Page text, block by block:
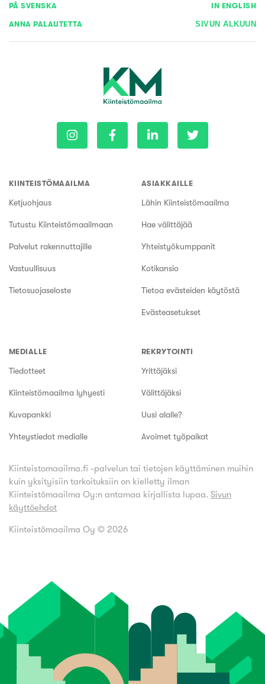
PÅ SVENSKA IN ENGLISH
ANNA PALAUTETTA SIVUN ALKUUN
KIINTEISTÖMAAILMA
Ketjuohjaus
Tutustu Kiinteistömaailmaan
Palvelut rakennuttajille
Vastuullisuus
Tietosuojaseloste
ASIAKKAILLE
Lähin Kiinteistömaailma
Hae välittäjää
Yhteistyökumppanit
Kotikansio
Tietoa evästeiden käytöstä
Evästeasetukset
MEDIALLE
Tiedotteet
Kiinteistömaailma lyhyesti
Kuvapankki
Yhteystiedot medialle
REKRYTOINTI
Yrittäjäksi
Välittäjäksi
Uusi alalle?
Avoimet työpaikat
Kiinteistomaailma.fi -palvelun tai tietojen käyttäminen muihin
kuin yksityisiin tarkoituksiin on kielletty ilman
Kiinteistömaailma Oy:n antamaa kirjallista lupaa. Sivun
käyttöehdot
Kiinteistömaailma Oy © 2026